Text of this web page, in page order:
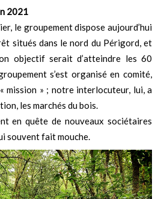
2021
le groupement dispose aujourd’hui
situés dans le nord du Périgord, et
objectif serait d’atteindre les 60
s’est organisé en comité,
mission » ; notre interlocuteur, lui, a
les marchés du bois.
en quête de nouveaux sociétaires
souvent fait mouche.